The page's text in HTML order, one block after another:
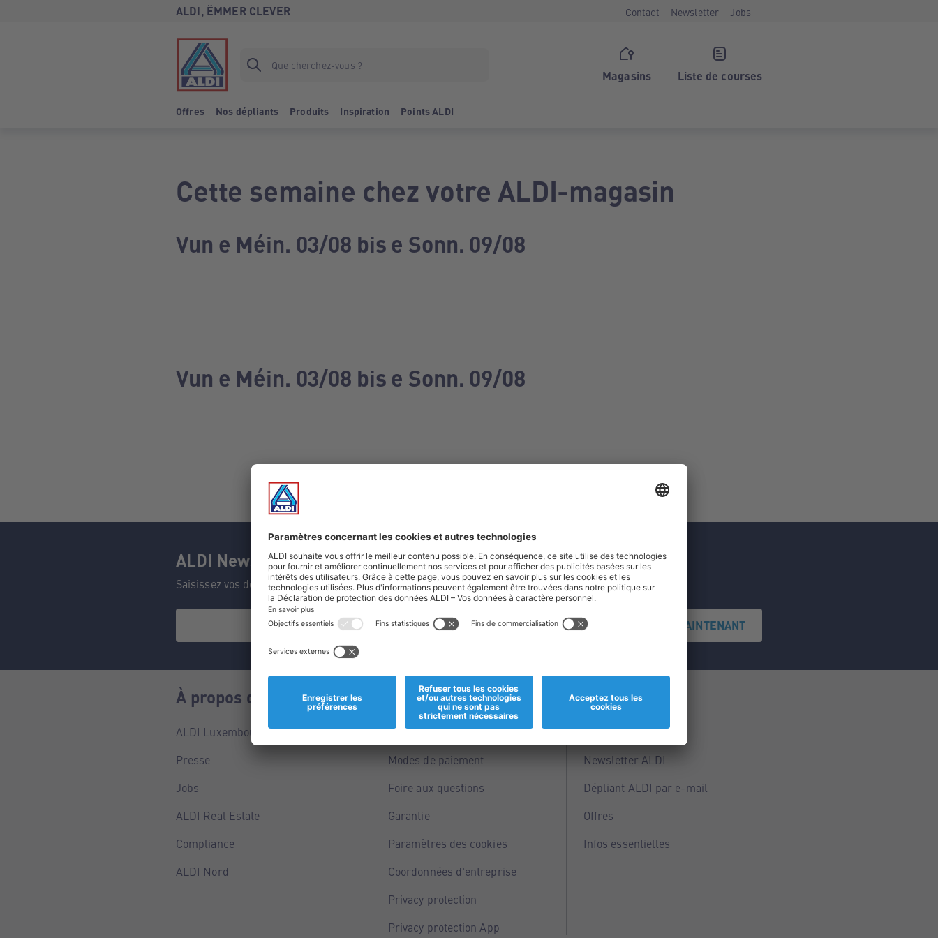
ALDI, ËMMER CLEVER Contact Newsletter Jobs
Magasins Liste de courses
Offres Nos dépliants Produits Inspiration Points ALDI
Cette semaine chez votre ALDI-magasin
Vun e Méin. 03/08 bis e Sonn. 09/08
Vun e Méin. 03/08 bis e Sonn. 09/08
ALDI Newsletter
Saisissez vos données et ne manquez aucune de nos offres.
S'INSCRIRE MAINTENANT
À propos de nous
ALDI Luxembourg
Presse
Jobs
ALDI Real Estate
Compliance
ALDI Nord
Informations
Magasins
Modes de paiement
Foire aux questions
Garantie
Paramètres des cookies
Coordonnées d'entreprise
Privacy protection
Privacy protection App
Service
Points ALDI
Newsletter ALDI
Dépliant ALDI par e-mail
Offres
Infos essentielles